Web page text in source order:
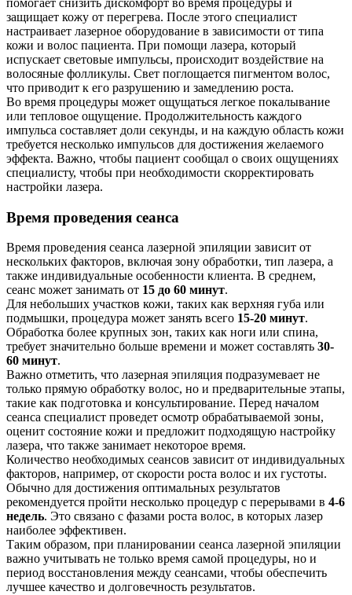
помогает снизить дискомфорт во время процедуры и
защищает кожу от перегрева. После этого специалист
настраивает лазерное оборудование в зависимости от типа
кожи и волос пациента. При помощи лазера, который
испускает световые импульсы, происходит воздействие на
волосяные фолликулы. Свет поглощается пигментом волос,
что приводит к его разрушению и замедлению роста.
Во время процедуры может ощущаться легкое покалывание
или тепловое ощущение. Продолжительность каждого
импульса составляет доли секунды, и на каждую область кожи
требуется несколько импульсов для достижения желаемого
эффекта. Важно, чтобы пациент сообщал о своих ощущениях
специалисту, чтобы при необходимости скорректировать
настройки лазера.
Время проведения сеанса
Время проведения сеанса лазерной эпиляции зависит от
нескольких факторов, включая зону обработки, тип лазера, а
также индивидуальные особенности клиента. В среднем,
сеанс может занимать от 15 до 60 минут.
Для небольших участков кожи, таких как верхняя губа или
подмышки, процедура может занять всего 15-20 минут.
Обработка более крупных зон, таких как ноги или спина,
требует значительно больше времени и может составлять 30-
60 минут.
Важно отметить, что лазерная эпиляция подразумевает не
только прямую обработку волос, но и предварительные этапы,
такие как подготовка и консультирование. Перед началом
сеанса специалист проведет осмотр обрабатываемой зоны,
оценит состояние кожи и предложит подходящую настройку
лазера, что также занимает некоторое время.
Количество необходимых сеансов зависит от индивидуальных
факторов, например, от скорости роста волос и их густоты.
Обычно для достижения оптимальных результатов
рекомендуется пройти несколько процедур с перерывами в 4-6
недель. Это связано с фазами роста волос, в которых лазер
наиболее эффективен.
Таким образом, при планировании сеанса лазерной эпиляции
важно учитывать не только время самой процедуры, но и
период восстановления между сеансами, чтобы обеспечить
лучшее качество и долговечность результатов.